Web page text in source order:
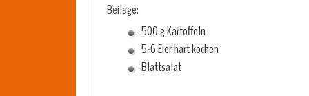
Beilage:
500 g Kartoffeln
5-6 Eier hart kochen
Blattsalat